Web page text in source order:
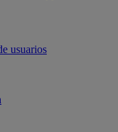
usuarios